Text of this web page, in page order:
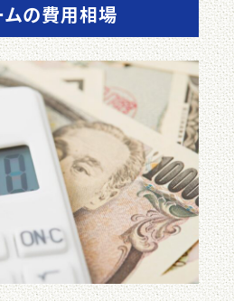
の費用相場